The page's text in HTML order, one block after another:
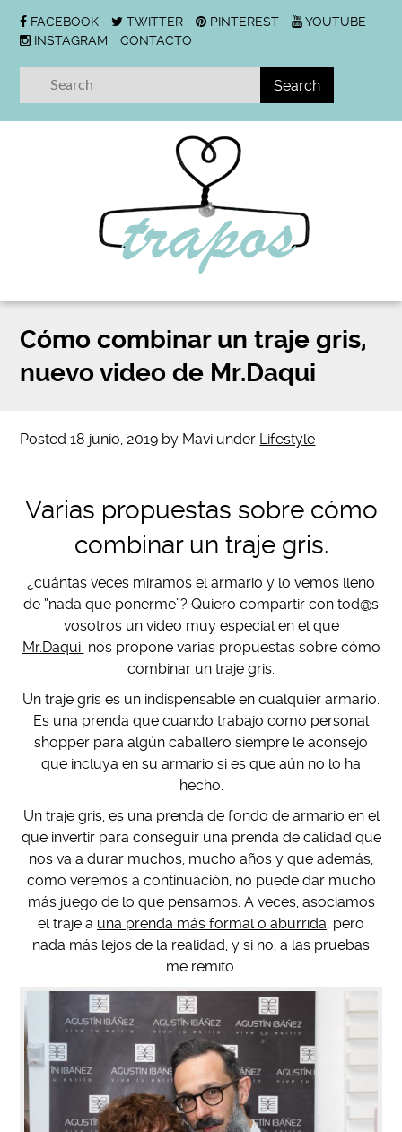
FACEBOOK TWITTER PINTEREST
YOUTUBE
INSTAGRAM
CONTACTO
Cómo combinar un traje gris,
nuevo video de Mr.Daqui
Posted18 junio, 2019 by Mavi under Lifestyle
Varias propuestas sobre cómo
combinar un traje gris.
¿cuántas veces miramos el armario y lo vemos lleno
de “nada que ponerme”? Quiero compartir con tod@s
vosotros un video muy especial en el que
Mr.Daqui nos propone varias propuestas sobre cómo
combinar un traje gris.
Un traje gris es un indispensable en cualquier armario.
Es una prenda que cuando trabajo como personal
shopper para algún caballero siempre le aconsejo
que incluya en su armario si es que aún no lo ha
hecho.
Un traje gris, es una prenda de fondo de armario en el
que invertir para conseguir una prenda de calidad que
nos va a durar muchos, mucho años y que además,
como veremos a continuación, no puede dar mucho
más juego de lo que pensamos. A veces, asociamos
el traje a una prenda más formal o aburrida , pero
nada más lejos de la realidad, y si no, a las pruebas
me remito.